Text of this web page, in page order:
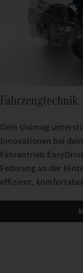
Fahrzeugtechnik
Dein Unimog
Innovationen bei
Fahrantrieb
Federung an der
effizient,